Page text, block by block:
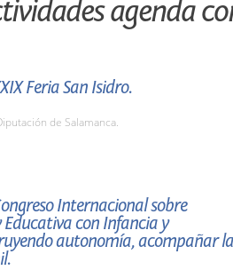
agenda
Feria San Isidro.
de Salamanca.
Internacional sobre
Educativa con Infancia y
autonomía, acompañar la